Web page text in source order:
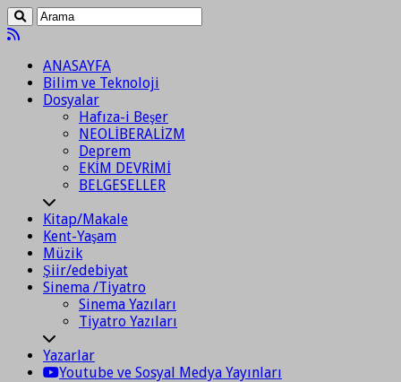
ANASAYFA
Bilim ve Teknoloji
Dosyalar
Hafıza-i Beşer
NEOLİBERALİZM
Deprem
EKİM DEVRİMİ
BELGESELLER
Kitap/Makale
Kent-Yaşam
Müzik
Şiir/edebiyat
Sinema /Tiyatro
Sinema Yazıları
Tiyatro Yazıları
Yazarlar
Youtube ve Sosyal Medya Yayınları